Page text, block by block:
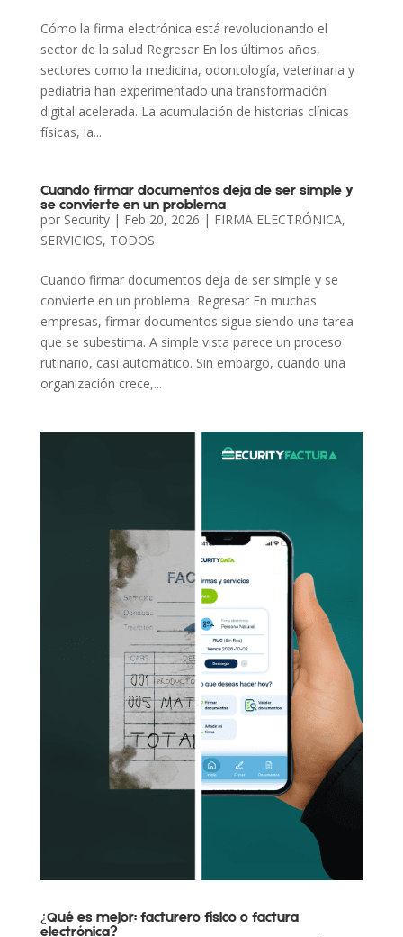
Cómo la firma electrónica está revolucionando el
sector de la salud Regresar En los últimos años,
sectores como la medicina, odontología, veterinaria y
pediatría han experimentado una transformación
digital acelerada. La acumulación de historias clínicas
físicas, la...
Cuando firmar documentos deja de ser simple y
se convierte en un problema
por Security| Feb 20, 2026 | FIRMA ELECTRÓNICA,
SERVICIOS, TODOS
Cuando firmar documentos deja de ser simple y se
convierte en un problema Regresar En muchas
empresas, firmar documentos sigue siendo una tarea
que se subestima. A simple vista parece un proceso
rutinario, casi automático. Sin embargo, cuando una
organización crece,...
¿Qué es mejor: facturero físico o factura
electrónica?